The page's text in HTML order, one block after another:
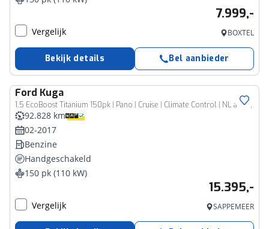
7.999,-
Vergelijk BOXTEL
Bekijk details Bel aanbieder
Ford Kuga
1.5 EcoBoost Titanium 150pk | Pano | Cruise | Climate Control | NL auto |
92.828 km
02-2017
Benzine
Handgeschakeld
150 pk (110 kW)
15.395,-
Vergelijk SAPPEMEER